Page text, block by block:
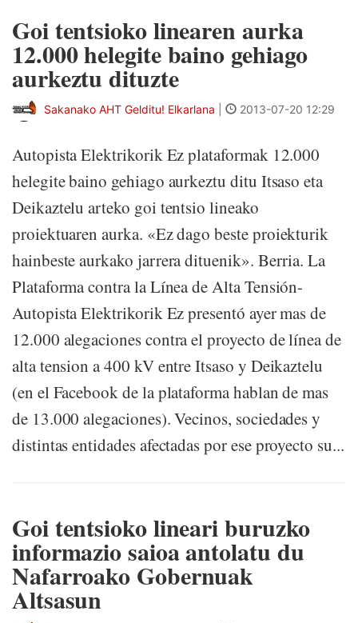
Goi tentsioko linearen aurka
12.000 helegite baino gehiago
aurkeztu dituzte
Sakanako AHT Gelditu! Elkarlana 2013-07-20 12:29
Autopista Elektrikorik Ez plataformak 12.000
helegite baino gehiago aurkeztu ditu Itsaso eta
Deikaztelu arteko goi tentsio lineako
proiektuaren aurka. «Ez dago beste proiekturik
hainbeste aurkako jarrera dituenik». Berria. La
Plataforma contra la Línea de Alta Tensión-
Autopista Elektrikorik Ez presentó ayer mas de
12.000 alegaciones contra el proyecto de línea de
alta tension a 400 kV entre Itsaso y Deikaztelu
(en el Facebook de la plataforma hablan de mas
de 13.000 alegaciones). Vecinos, sociedades y
distintas entidades afectadas por ese proyecto su...
Goi tentsioko lineari buruzko
informazio saioa antolatu du
Nafarroako Gobernuak
Altsasun